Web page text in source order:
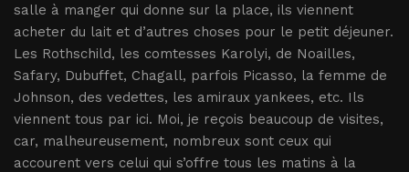
salle à manger qui donne sur la place, ils viennent
acheter du lait et d’autres choses pour le petit déjeuner.
Les Rothschild, les comtesses Karolyi, de Noailles,
Safary, Dubuffet, Chagall, parfois Picasso, la femme de
Johnson, des vedettes, les amiraux yankees, etc. Ils
viennent tous par ici. Moi, je reçois beaucoup de visites,
car, malheureusement, nombreux sont ceux qui
accourent vers celui qui s’offre tous les matins à la